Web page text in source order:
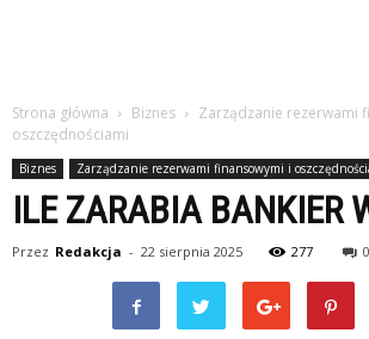
Strona główna Biznes
Zarządzanie rezerwami
oszczędnościami
Biznes Zarządzanie rezerwami finansowymi i
ILE ZARABIA BANKIER
Przez Redakcja - 22 sierpnia 2025 277 0